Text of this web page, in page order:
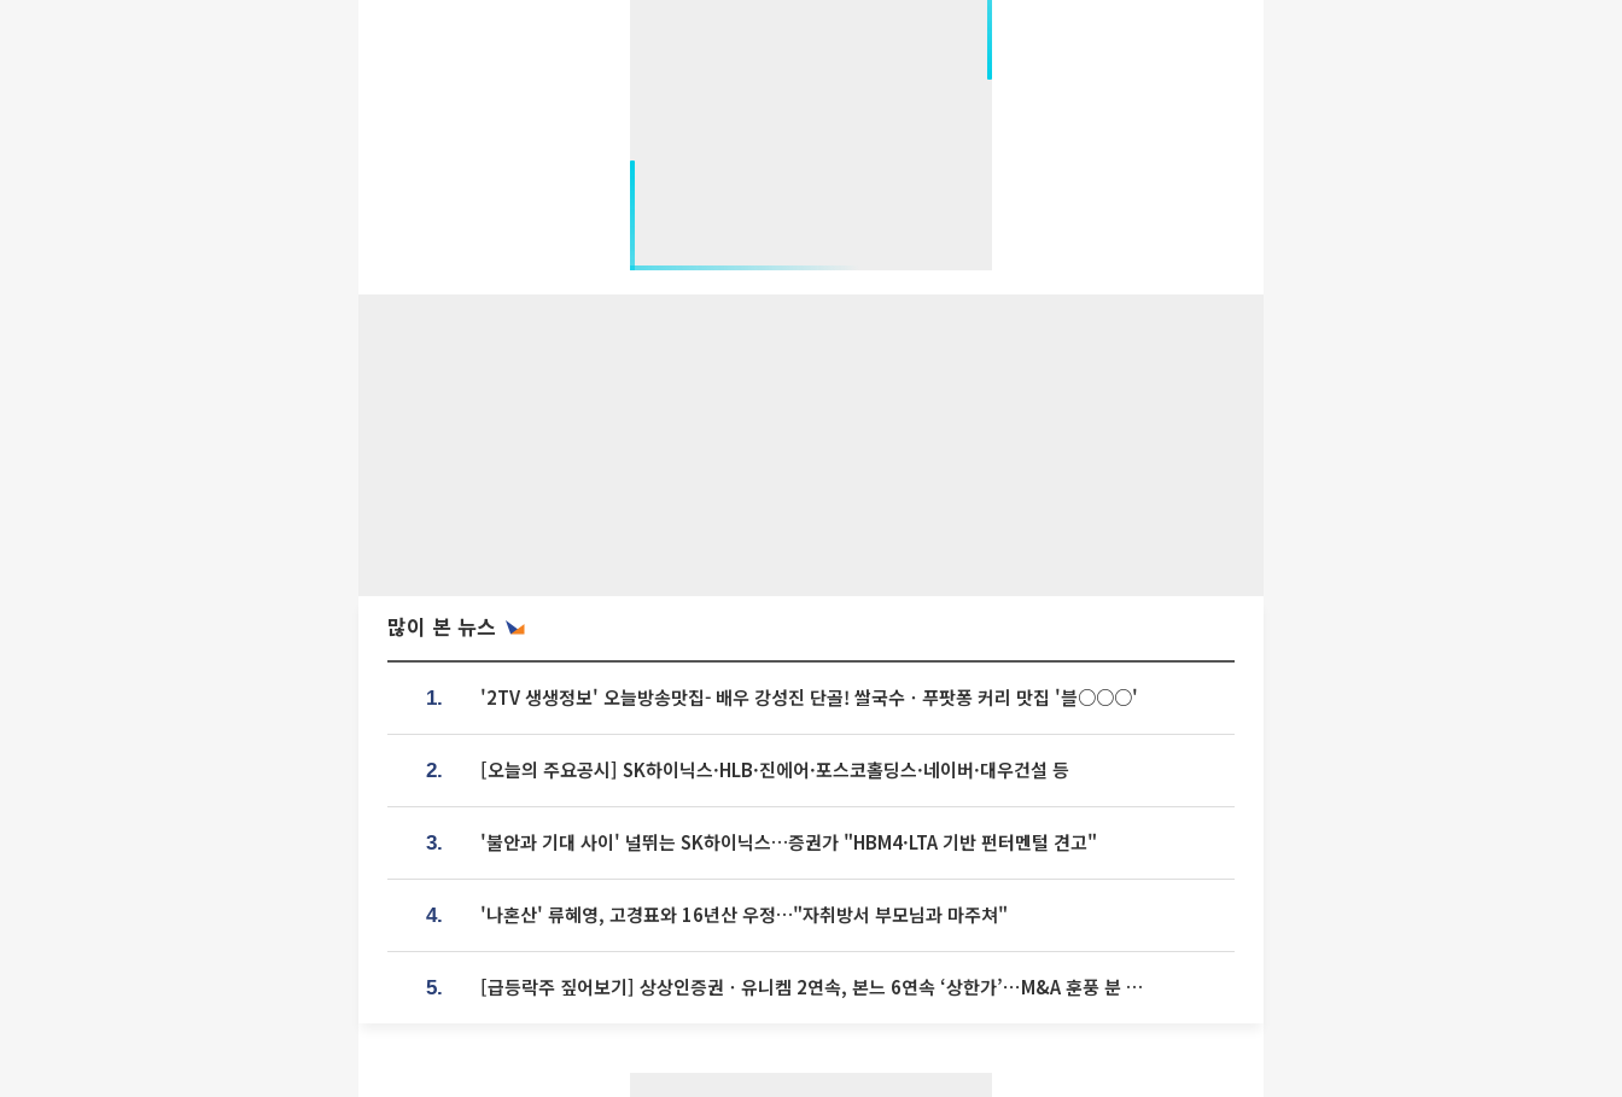
많이 본 뉴스
1. '2TV 생생정보' 오늘방송맛집- 배우 강성진 단골! 쌀국수ㆍ푸팟퐁 커리 맛집 '블○○○'
2. [오늘의 주요공시] SK하이닉스·HLB·진에어·포스코홀딩스·네이버·대우건설 등
3. '불안과 기대 사이' 널뛰는 SK하이닉스…증권가 "HBM4·LTA 기반 펀터멘털 견고"
4. '나혼산' 류혜영, 고경표와 16년산 우정…"자취방서 부모님과 마주쳐"
5. [급등락주 짚어보기] 상상인증권ㆍ유니켐 2연속, 본느 6연속 ‘상한가’⋯M&A 훈풍 분 증시